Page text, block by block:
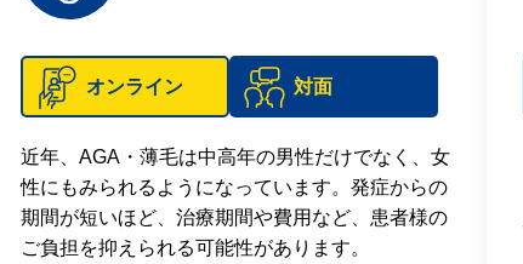
オンライン 対面
近年、AGA・薄毛は中高年の男性だけでなく、女
性にもみられるようになっています。発症からの
期間が短いほど、治療期間や費用など、患者様の
ご負担を抑えられる可能性があります。